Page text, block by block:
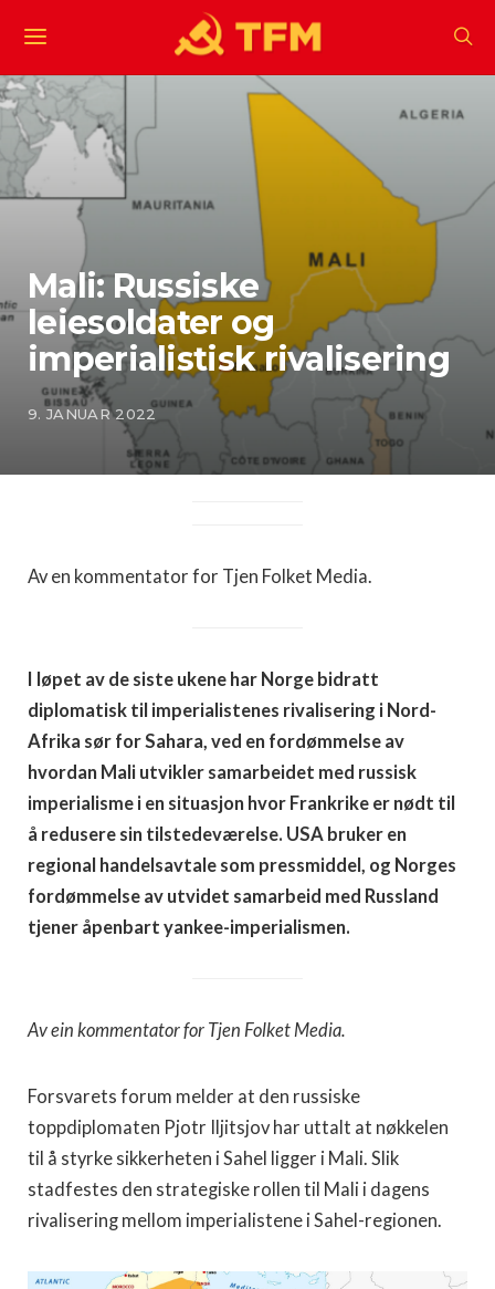
Mali: Russiske
leiesoldater og
imperialistisk rivalisering
9. JANUAR 2022
Av en kommentator for Tjen Folket Media.
I løpet av de siste ukene har Norge bidratt
diplomatisk til imperialistenes rivalisering i Nord-
Afrika sør for Sahara, ved en fordømmelse av
hvordan Mali utvikler samarbeidet med russisk
imperialisme i en situasjon hvor Frankrike er nødt til
å redusere sin tilstedeværelse. USA bruker en
regional handelsavtale som pressmiddel, og Norges
fordømmelse av utvidet samarbeid med Russland
tjener åpenbart yankee-imperialismen.
Av ein kommentator for Tjen Folket Media.
Forsvarets forum melder at den russiske
toppdiplomaten Pjotr Iljitsjov har uttalt at nøkkelen
til å styrke sikkerheten i Sahel ligger i Mali. Slik
stadfestes den strategiske rollen til Mali i dagens
rivalisering mellom imperialistene i Sahel-regionen.